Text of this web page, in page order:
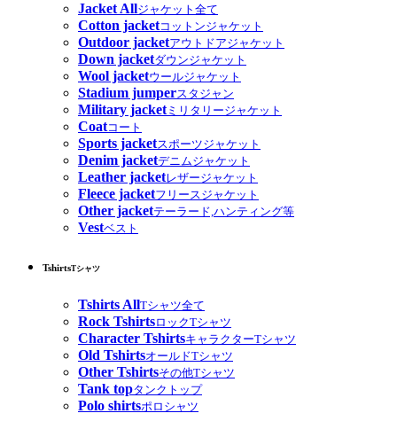
Jacket Allジャケット全て
Cotton jacketコットンジャケット
Outdoor jacketアウトドアジャケット
Down jacketダウンジャケット
Wool jacketウールジャケット
Stadium jumperスタジャン
Military jacketミリタリージャケット
Coatコート
Sports jacketスポーツジャケット
Denim jacketデニムジャケット
Leather jacketレザージャケット
Fleece jacketフリースジャケット
Other jacketテーラード,ハンティング等
Vestベスト
TshirtsTシャツ
Tshirts AllTシャツ全て
Rock TshirtsロックTシャツ
Character TshirtsキャラクターTシャツ
Old TshirtsオールドTシャツ
Other Tshirtsその他Tシャツ
Tank topタンクトップ
Polo shirtsポロシャツ